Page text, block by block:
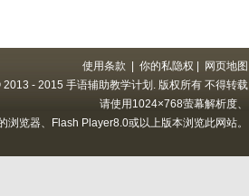
使用条款 你的私隐权
网页地图
- 2015 手语辅助教学计划. 版权所有 不得转载
请使用1024×768萤幕解析度、
浏览器、Flash Player8.0或以上版本浏览此网站。